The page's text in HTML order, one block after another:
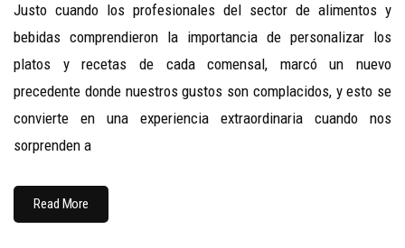
Justo cuando los profesionales del sector de alimentos y
bebidas comprendieron la importancia de personalizar los
platos y recetas de cada comensal, marcó un nuevo
precedente donde nuestros gustos son complacidos, y esto se
convierte en una experiencia extraordinaria cuando nos
sorprenden a
Read More